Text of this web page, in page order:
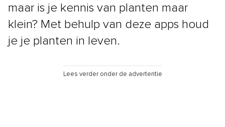
maar is je kennis van planten maar
klein? Met behulp van deze apps houd
je je planten in leven.
Lees verder onder de advertentie